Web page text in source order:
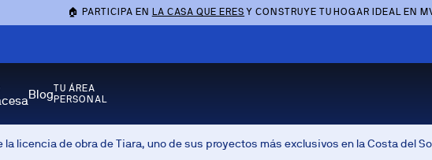
🏠 PARTICIPA EN LA CASA QUE ERES Y CONSTRUYE TU HOGAR IDEAL EN
BlogTU ÁREA
PERSONAL
la licencia de obra de Tiara, uno de sus proyectos más exclusivos en la Costa del